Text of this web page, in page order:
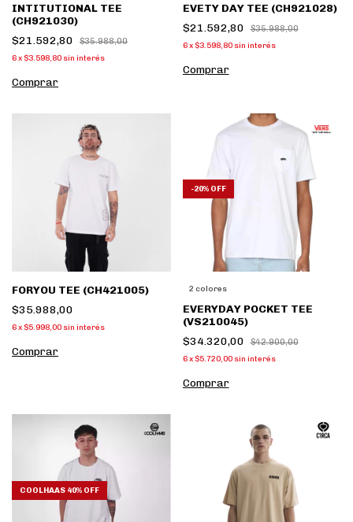
INTITUTIONAL TEE
(CH921030)
$21.592,80
$35.988,00
6x $3.598,80 sin interés
Comprar
EVETY DAY TEE (CH921028)
$21.592,80
$35.988,00
6 x $3.598,80 sin interés
Comprar
FORYOU TEE (CH421005)
$35.988,00
6x $5.998,00 sin interés
Comprar
-20% OFF
2 colores
EVERYDAY POCKET TEE
(VS210045)
$34.320,00
$42.900,00
6 x $5.720,00 sin interés
Comprar
COOLHAAS 40% OFF